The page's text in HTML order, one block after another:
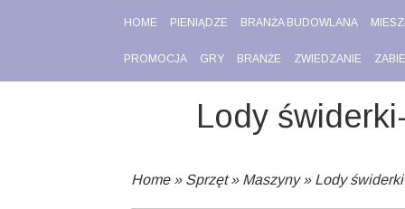
HOME PIENIĄDZE BRANŻA BUDOWLANA
PROMOCJA GRY BRANŻE ZWIEDZANIE
Lody
Home» Sprzęt» Maszyny» Lody